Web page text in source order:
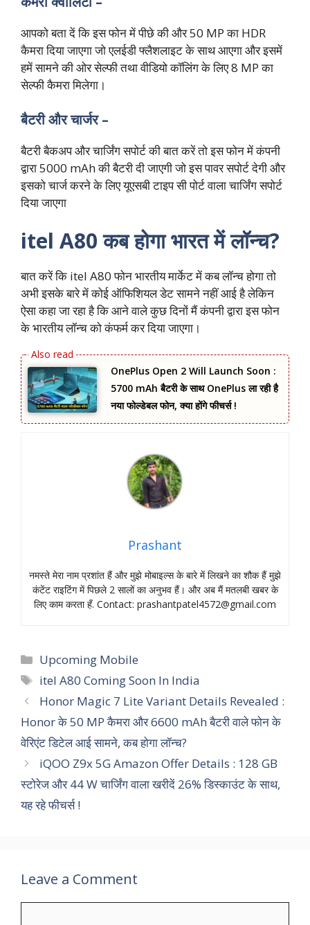
आपको बता दें कि इस फोन में पीछे की और 50 MP का HDR
कैमरा दिया जाएगा जो एलईडी फ्लैशलाइट के साथ आएगा और इसमें
हमें सामने की ओर सेल्फी तथा वीडियो कॉलिंग के लिए 8 MP का
सेल्फी कैमरा मिलेगा।
बैटरी और चार्जर –
बैटरी बैकअप और चार्जिंग सपोर्ट की बात करें तो इस फोन में कंपनी
द्वारा 5000 mAh की बैटरी दी जाएगी जो इस पावर सपोर्ट देगी और
इसको चार्ज करने के लिए यूएसबी टाइप सी पोर्ट वाला चार्जिंग सपोर्ट
दिया जाएगा
itel A80 कब होगा भारत में लॉन्च?
बात करें कि itel A80 फोन भारतीय मार्केट में कब लॉन्च होगा तो
अभी इसके बारे में कोई ऑफिशियल डेट सामने नहीं आई है लेकिन
ऐसा कहा जा रहा है कि आने वाले कुछ दिनों मैं कंपनी द्वारा इस फोन
के भारतीय लॉन्च को कंफर्म कर दिया जाएगा।
OnePlus Open 2 Will Launch Soon :
5700 mAh बैटरी के साथ OnePlus ला रही है
नया फोल्डेबल फोन, क्या होंगे फीचर्स !
Prashant
नमस्‍ते मेरा नाम प्रशांत हैं और मुझे मोबाइल्‍स के बारे में लिखने का शौक हैं मुझे
कंटेंट राइटिंग में पिछले 2 सालों का अनुभव हैं। और अब मैं मतलबी खबर के
लिए काम करता हँ. Contact: prashantpatel4572@gmail.com
Categories
Upcoming Mobile
Tags
itel A80 Coming Soon In India
Honor Magic 7 Lite Variant Details Revealed :
Honor के 50 MP कैमरा और 6600 mAh बैटरी वाले फोन के
वेरिएंट डिटेल आई सामने, कब होगा लॉन्च?
iQOO Z9x 5G Amazon Offer Details : 128 GB
स्टोरेज और 44 W चार्जिंग वाला खरीदें 26% डिस्काउंट के साथ,
यह रहे फीचर्स !
Leave a Comment